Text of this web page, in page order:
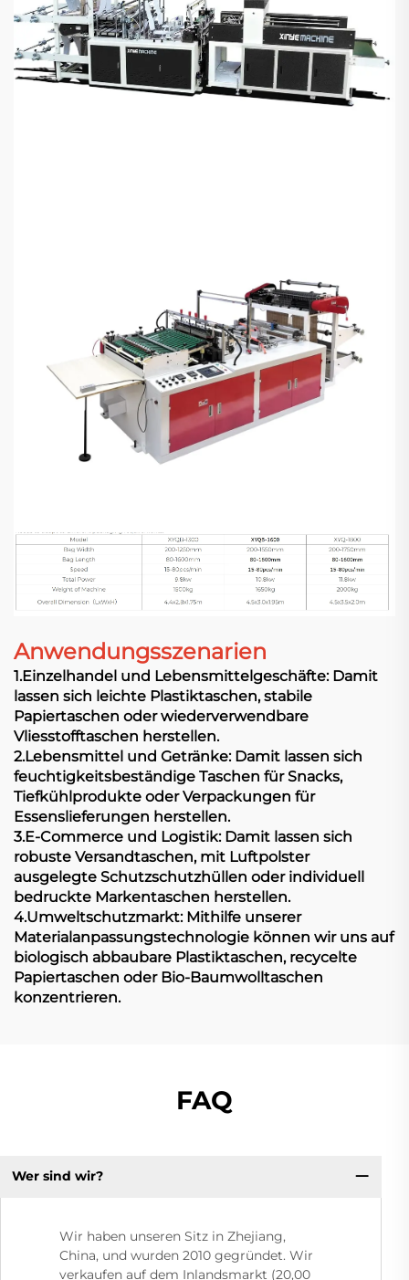
Anwendungsszenarien
1.Einzelhandel und Lebensmittelgeschäfte: Damit
lassen sich leichte Plastiktaschen, stabile
Papiertaschen oder wiederverwendbare
Vliesstofftaschen herstellen.
2.Lebensmittel und Getränke: Damit lassen sich
feuchtigkeitsbeständige Taschen für Snacks,
Tiefkühlprodukte oder Verpackungen für
Essenslieferungen herstellen.
3.E-Commerce und Logistik: Damit lassen sich
robuste Versandtaschen, mit Luftpolster
ausgelegte Schutzschutzhüllen oder individuell
bedruckte Markentaschen herstellen.
4.Umweltschutzmarkt: Mithilfe unserer
Materialanpassungstechnologie können wir uns auf
biologisch abbaubare Plastiktaschen, recycelte
Papiertaschen oder Bio-Baumwolltaschen
konzentrieren.
FAQ
Wer sind wir?
Wir haben unseren Sitz in Zhejiang,
China, und wurden 2010 gegründet. Wir
verkaufen auf dem Inlandsmarkt (20,00